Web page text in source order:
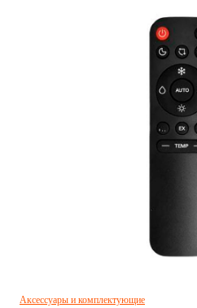
Аксессуары и комплектующие